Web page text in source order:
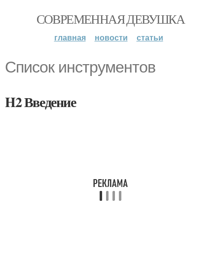
СОВРЕМЕННАЯ ДЕВУШКА
главная новости статьи
Список инструментов
H2 Введение